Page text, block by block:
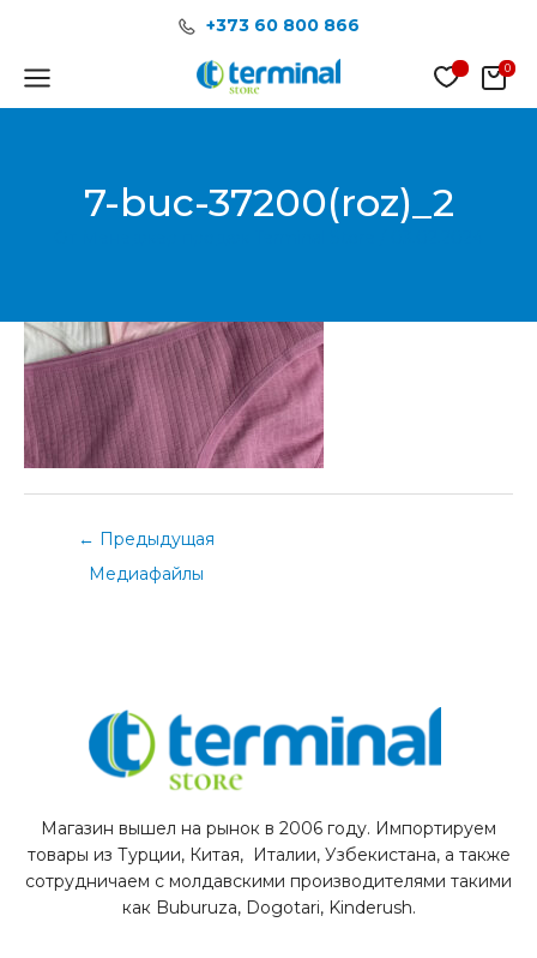
содержимому
+373 60 800 866
Main
Menu
7-buc-37200(roz)_2
← Предыдущая
Медиафайлы
Магазин вышел на рынок в 2006 году. Импортируем
товары из Турции, Китая, Италии, Узбекистана, а также
сотрудничаем с молдавскими производителями такими
как Buburuza, Dogotari, Kinderush.